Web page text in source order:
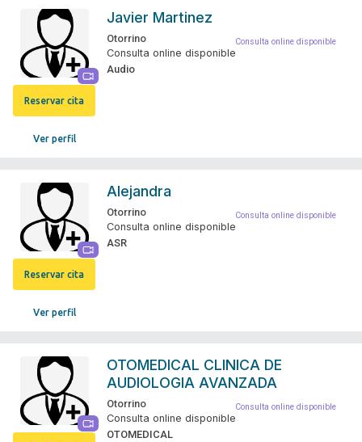
Ver perfil
Reservar cita
Javier Martinez
Otorrino Consulta online disponible
Consulta online disponible
Audio
Ver perfil
Reservar cita
Alejandra
Otorrino Consulta online disponible
Consulta online disponible
ASR
OTOMEDICAL CLINICA DE
AUDIOLOGIA AVANZADA
Otorrino Consulta online disponible
Consulta online disponible
OTOMEDICAL